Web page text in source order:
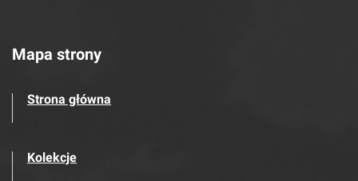
Mapa strony
Strona główna
Kolekcje